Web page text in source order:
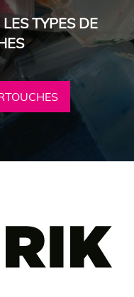
TYPES DE